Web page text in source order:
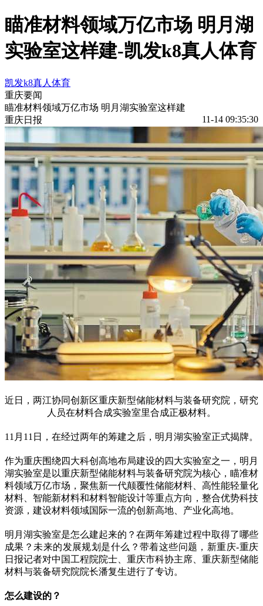
瞄准材料领域万亿市场 明月湖
实验室这样建-凯发k8真人体育
凯发k8真人体育
重庆要闻
瞄准材料领域万亿市场 明月湖实验室这样建
重庆日报
11-14 09:35:30
近日，两江协同创新区重庆新型储能材料与装备研究院，研究
人员在材料合成实验室里合成正极材料。
11月11日，在经过两年的筹建之后，明月湖实验室正式揭牌。
作为重庆围绕四大科创高地布局建设的四大实验室之一，明月
湖实验室是以重庆新型储能材料与装备研究院为核心，瞄准材
料领域万亿市场，聚焦新一代颠覆性储能材料、高性能轻量化
材料、智能新材料和材料智能设计等重点方向，整合优势科技
资源，建设材料领域国际一流的创新高地、产业化高地。
明月湖实验室是怎么建起来的？在两年筹建过程中取得了哪些
成果？未来的发展规划是什么？带着这些问题，新重庆-重庆
日报记者对中国工程院院士、重庆市科协主席、重庆新型储能
材料与装备研究院院长潘复生进行了专访。
怎么建设的？